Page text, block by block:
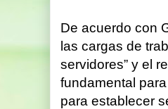
De acuerdo con
las cargas de
servidores” y el
fundamental
para establecer